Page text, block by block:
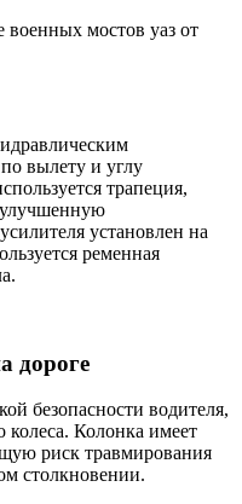
военных мостов уаз от
вылету и углу
трапеция,
установлен на
ременная
дороге
безопасности водителя,
колеса. Колонка имеет
риск травмирования
столкновении.